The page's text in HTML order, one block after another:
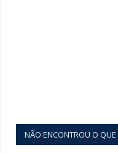
NÃO ENCONTROU O QUE